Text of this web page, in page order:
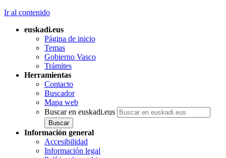
Ir al contenido
euskadi.eus
Página de inicio
Temas
Gobierno Vasco
Trámites
Herramientas
Contacto
Buscador
Mapa web
Buscar en euskadi.eus
Información general
Accesibilidad
Información legal